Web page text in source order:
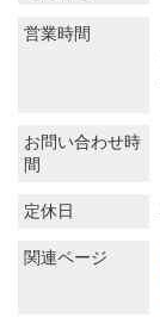
営業時間
お問い合わせ時
間
定休日
関連ページ